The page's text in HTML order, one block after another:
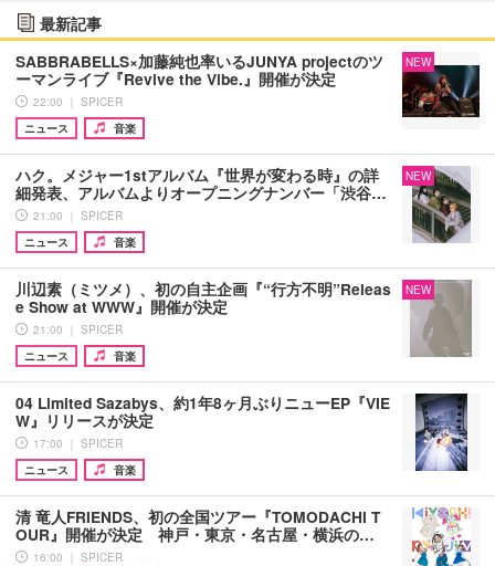
最新記事
SABBRABELLS×加藤純也率いるJUNYA projectのツ
ーマンライブ『Revive the Vibe.』開催が決定
22:00 ｜ SPICER
ニュース
音楽
NEW
ハク。メジャー1stアルバム『世界が変わる時』の詳
細発表、アルバムよりオープニングナンバー「渋谷…
21:00 ｜ SPICER
ニュース
音楽
NEW
川辺素（ミツメ）、初の自主企画『“行方不明”Releas
e Show at WWW』開催が決定
21:00 ｜ SPICER
ニュース
音楽
NEW
04 Limited Sazabys、約1年8ヶ月ぶりニューEP『VIE
W』リリースが決定
17:00 ｜ SPICER
ニュース
音楽
清 竜人FRIENDS、初の全国ツアー『TOMODACHI T
OUR』開催が決定 神戸・東京・名古屋・横浜の…
16:00 ｜ SPICER